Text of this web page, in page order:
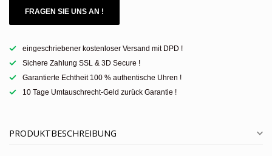
FRAGEN SIE UNS AN !
eingeschriebener kostenloser Versand mit DPD !
Sichere Zahlung SSL & 3D Secure !
Garantierte Echtheit 100 % authentische Uhren !
10 Tage Umtauschrecht-Geld zurück Garantie !
PRODUKTBESCHREIBUNG